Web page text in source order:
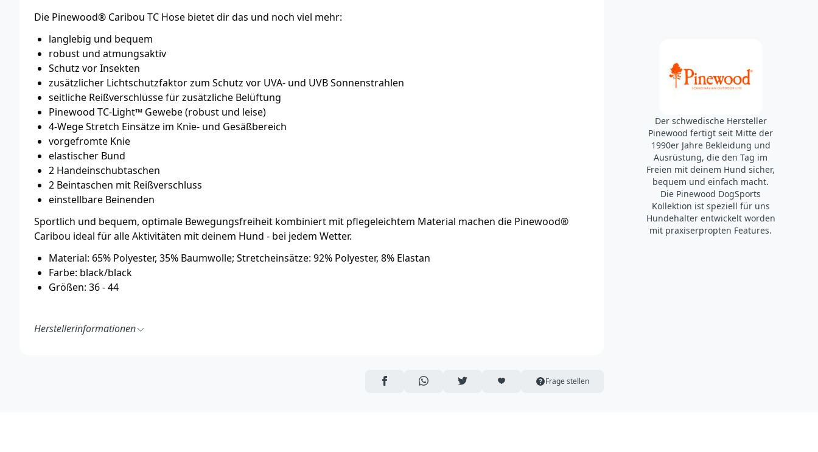
Die Pinewood® Caribou TC Hose bietet dir das und noch viel mehr:
langlebig und bequem
robust und atmungsaktiv
Schutz vor Insekten
zusätzlicher Lichtschutzfaktor zum Schutz vor UVA- und UVB Sonnenstrahlen
seitliche Reißverschlüsse für zusätzliche Belüftung
Pinewood TC-Light™ Gewebe (robust und leise)
4-Wege Stretch Einsätze im Knie- und Gesäßbereich
vorgefromte Knie
elastischer Bund
2 Handeinschubtaschen
2 Beintaschen mit Reißverschluss
einstellbare Beinenden
Sportlich und bequem, optimale Bewegungsfreiheit kombiniert mit pflegeleichtem Material machen die Pinewood®
Caribou ideal für alle Aktivitäten mit deinem Hund - bei jedem Wetter.
Material: 65% Polyester, 35% Baumwolle; Stretcheinsätze: 92% Polyester, 8% Elastan
Farbe: black/black
Größen: 36 - 44
Herstellerinformationen
AUF FACEBOOK TEILEN
ÜBER WHATSAPP TEILEN
AUF TWITTER TEILENARTIKEL AUF DIE MERKLISTE
Frage stellen
Der schwedische Hersteller
Pinewood fertigt seit Mitte der
1990er Jahre Bekleidung und
Ausrüstung, die den Tag im
Freien mit deinem Hund sicher,
bequem und einfach macht.
Die Pinewood DogSports
Kollektion ist speziell für uns
Hundehalter entwickelt worden
mit praxiserpropten Features.